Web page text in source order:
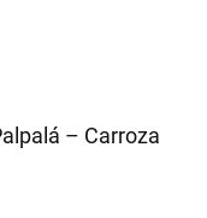
– Carroza